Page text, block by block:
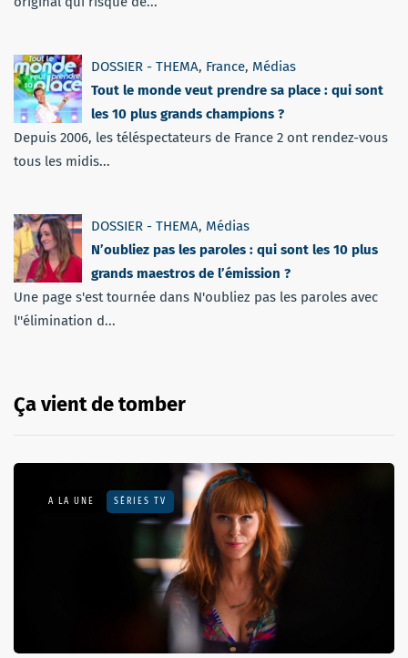
DOSSIER - THEMA, France, Médias
Tout le monde veut prendre sa place : qui sont
les 10 plus grands champions ?
Depuis 2006, les téléspectateurs de France 2 ont rendez-vous
tous les midis...
DOSSIER - THEMA, Médias
N’oubliez pas les paroles : qui sont les 10 plus
grands maestros de l’émission ?
Une page s'est tournée dans N'oubliez pas les paroles avec
l''élimination d...
Ça vient de tomber
A LA UNE SÉRIES TV